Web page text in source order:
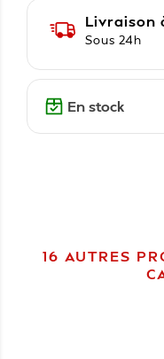
Livraison
Sous 24h
En stock
16 AUTRES